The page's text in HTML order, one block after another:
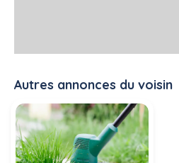
Autres annonces du voisin